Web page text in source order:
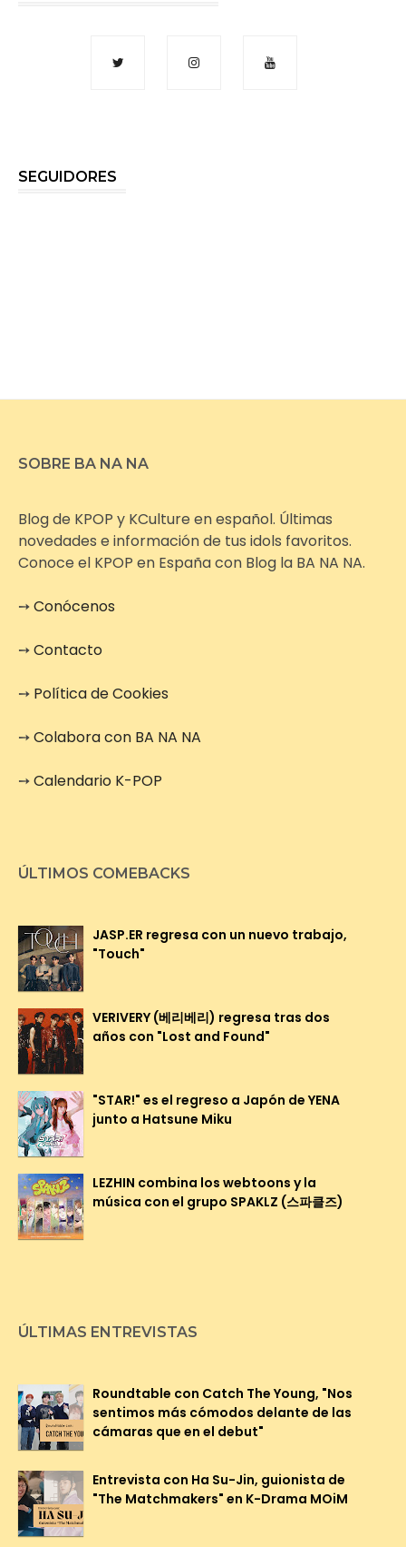
SEGUIDORES
SOBRE BA NA NA
Blog de KPOP y KCulture en español. Últimas
novedades e información de tus idols favoritos.
Conoce el KPOP en España con Blog la BA NA NA.
➙Conócenos
➙Contacto
➙ Política de Cookies
➙Colabora con BA NA NA
➙Calendario K-POP
ÚLTIMOS COMEBACKS
JASP.ER regresa con un nuevo trabajo,
"Touch"
VERIVERY (베리베리) regresa tras dos
años con "Lost and Found"
"STAR!" es el regreso a Japón de YENA
junto a Hatsune Miku
LEZHIN combina los webtoons y la
música con el grupo SPAKLZ (스파클즈)
ÚLTIMAS ENTREVISTAS
Roundtable con Catch The Young, "Nos
sentimos más cómodos delante de las
cámaras que en el debut"
Entrevista con Ha Su-Jin, guionista de
"The Matchmakers" en K-Drama MOiM